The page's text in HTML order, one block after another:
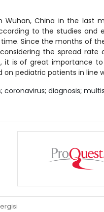
China in the last
to the studies and
Since the months of
the spread
it is of great importance
pediatric patients in line
coronavirus; diagnosis;